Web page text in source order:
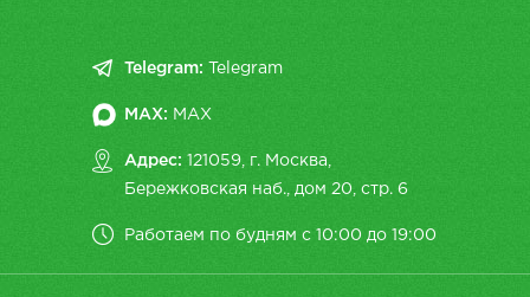
Telegram: Telegram
MAX: MAX
Адрес: 121059, г. Москва,
Бережковская наб., дом 20, cтр. 6
Работаем по будням с 10:00 до 19:00